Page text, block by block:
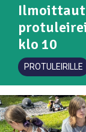
klo 10
PROTULEIRILLE